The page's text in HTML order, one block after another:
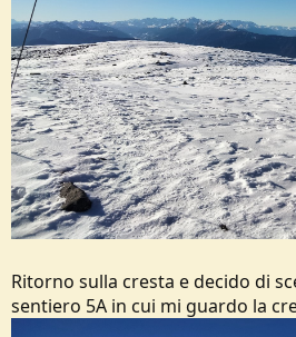
Ritorno sulla cresta e decido di
sentiero 5A in cui mi guardo la